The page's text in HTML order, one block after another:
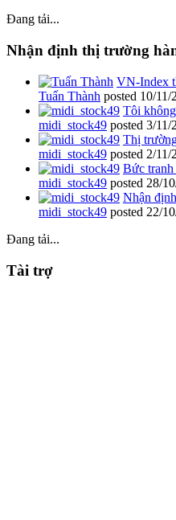
Đang tải...
Nhận định thị trường
VN-Index
Tuấn Thành posted 10/11/
Tôi
midi_stock49 posted 3/11/
Thị
midi_stock49 posted 2/11/
Bức tranh
midi_stock49 posted 28/
Nhận
midi_stock49 posted 22/
Đang tải...
Tài trợ